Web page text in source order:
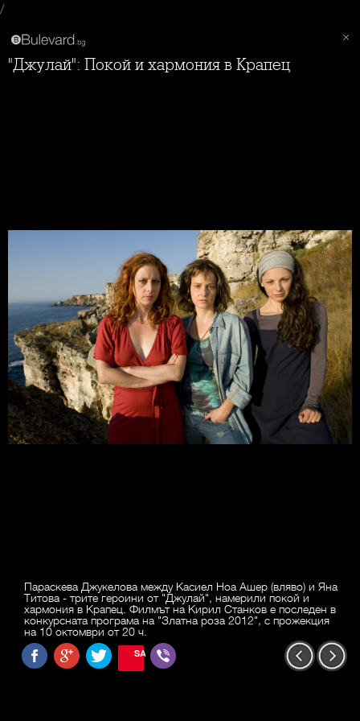
/
"Джулай": Покой и хармония в Крапец
Параскева Джукелова между Касиел Ноа Ашер (вляво) и Яна
Титова - трите героини от "Джулай", намерили покой и
хармония в Крапец. Филмът на Кирил Станков е последен в
конкурсната програма на "Златна роза 2012", с прожекция
на 10 октомври от 20 ч.
SAVE